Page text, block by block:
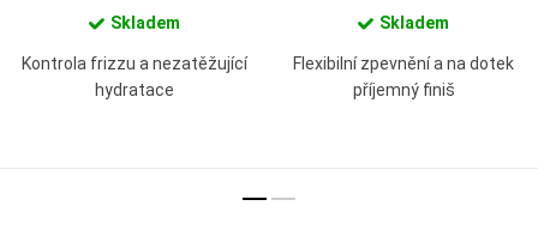
Skladem
Kontrola frizzu a nezatěžující
hydratace
Skladem
Flexibilní zpevnění a na dotek
příjemný finiš